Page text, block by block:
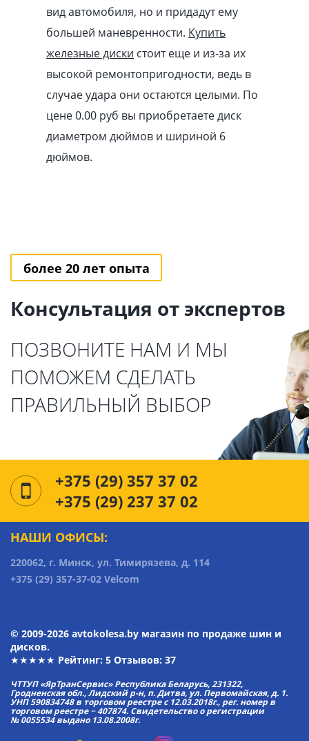
вид автомобиля, но и придадут ему
большей маневренности. Купить
железные диски стоит еще и из-за их
высокой ремонтопригодности, ведь в
случае удара они остаются целыми. По
цене 0.00 pуб вы приобретаете диск
диаметром дюймов и шириной 6
дюймов.
более 20 лет опыта
Консультация от экспертов
ПОЗВОНИТЕ НАМ И МЫ
ПОМОЖЕМ СДЕЛАТЬ
ПРАВИЛЬНЫЙ ВЫБОР
+375 (29) 357 37 02
+375 (29) 237 37 02
НАШИ ОФИСЫ:
220062, г. Минск, ул. Тимирязева, д. 114
+375 (29) 357-37-02 Velcom
© 2009-2026 avtokolesa.by магазин по продаже шин и
дисков.
★★★★★ Рейтинг: 5 Отзывов: 37
ЧТТУП «ЯрТранСервис» Республика Беларусь, 231322,
Гродненская обл., Лидский р-н, п. Дитва, ул. Первомайская, д. 1.
УНП 590834748 в торговом реестре с 12.03.2018г., рег. номер в
торговом реестре − 407874. Свидетельство о регистрации
№ 0055534 выдано 13.08.2008г.